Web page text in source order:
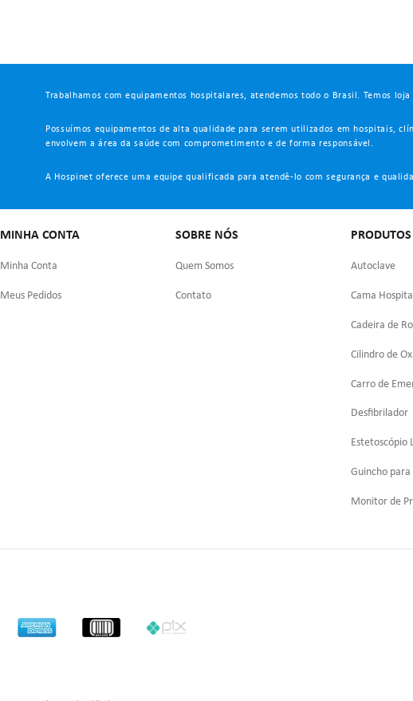
Trabalhamos com equipamentos hospitalares, atendemos todo o Brasil. Temos
Possuímos equipamentos de alta qualidade para serem utilizados em hospitais,
envolvem a área da saúde com comprometimento e de forma responsável.
A Hospinet oferece uma equipe qualificada para atendê-lo com segurança e
MINHA CONTA
Minha Conta
Meus Pedidos
SOBRE NÓS
Quem Somos
Contato
Autoclave
Cama
Cadeira de
Cilindro de
Carro de
Desfibrilador
Estetoscópio
Guincho para
Monitor de